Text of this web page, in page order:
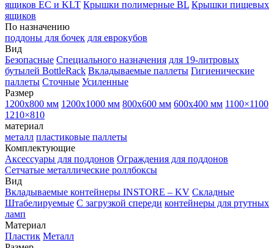
ящиков EC и KLT Крышки полимерные BL Крышки пищевых
ящиков
По назначению
поддоны для бочек для еврокубов
Вид
Безопасные Специального назначения для 19-литровых
бутылей BottleRack Вкладываемые паллеты Гигиенические
паллеты Сточные Усиленные
Размер
1200х800 мм 1200х1000 мм 800х600 мм 600х400 мм 1100×1100
1210×810
материал
металл пластиковые паллеты
Комплектующие
Аксессуары для поддонов Ограждения для поддонов
Сетчатые металлические роллбоксы
Вид
Вкладываемые контейнеры INSTORE – KV Складные
Штабелируемые С загрузкой спереди контейнеры для ртутных
ламп
Материал
Пластик Металл